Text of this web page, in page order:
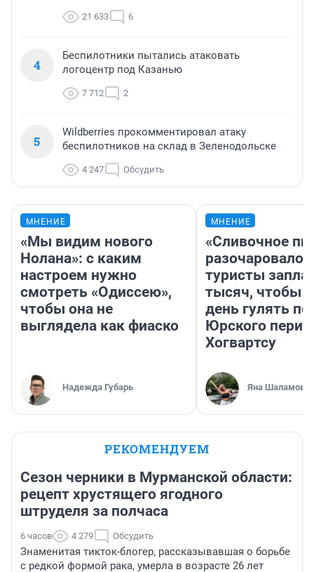
21 633 6
4
Беспилотники пытались атаковать
логоцентр под Казанью
7 712 2
5
Wildberries прокомментировал атаку
беспилотников на склад в Зеленодольске
4 247 Обсудить
МНЕНИЕ
«Мы видим нового
Нолана»: с каким
настроем нужно
смотреть «Одиссею»,
чтобы она не
выглядела как фиаско
Надежда Губарь
МНЕНИЕ
«Сливочное
разочаровало»:
туристы
тысяч, чтобы
день гулять по
Юрского
Хогвартсу
Яна Шаламова
РЕКОМЕНДУЕМ
Сезон черники в Мурманской области:
рецепт хрустящего ягодного
штруделя за полчаса
6 часов 4 279 Обсудить
Знаменитая тикток-блогер, рассказывавшая о борьбе
с редкой формой рака, умерла в возрасте 26 лет